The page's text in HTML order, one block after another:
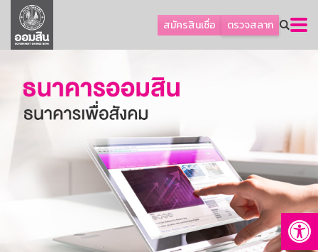
สมัครสินเชื่อ ตรวจสลาก
ลูกค้าธุรกิจ
ลูกค้าผู้ประกอบรายย่อย
ออมเพื่อสุข
เกี่ยวกับธนาคาร
การพัฒนาที่ยั่งยืน
บริการทางการเงิน
ติดต่อเรา